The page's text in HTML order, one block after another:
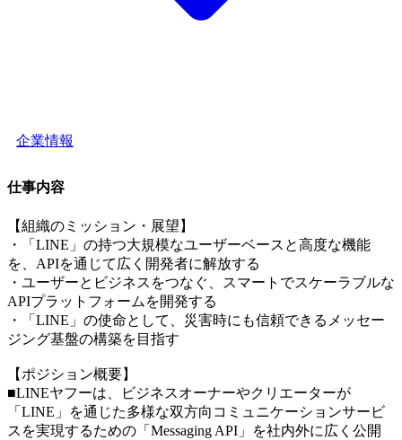
企業情報
仕事内容
【組織のミッション・展望】
・「LINE」の持つ大規模なユーザーベースと高度な機能
を、APIを通じて広く開発者に解放する
・ユーザーとビジネスをつなぐ、スマートでスケーラブルな
APIプラットフォームを開発する
・「LINE」の使命として、災害時にも信頼できるメッセー
ジング基盤の構築を目指す
【ポジション概要】
■LINEヤフーは、ビジネスオーナーやクリエーターが
「LINE」を通じた多様な双方向コミュニケーションサービ
スを実現するための「Messaging API」を社内外に広く公開